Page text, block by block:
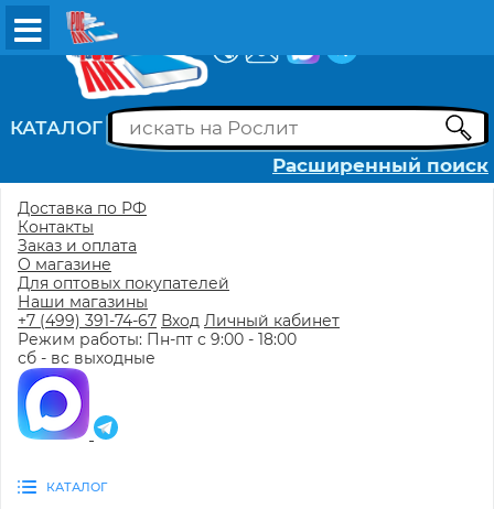
КАТАЛОГ
Расширенный поиск
Доставка по РФ
Контакты
Заказ и оплата
О магазине
Для оптовых покупателей
Наши магазины
+7 (499) 391-74-67 Вход Личный кабинет
Режим работы: Пн-пт с 9:00 - 18:00
сб - вс выходные
КАТАЛОГ